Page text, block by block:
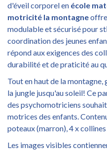
d'éveil corporel en école
motricité la montagne
modulable et sécurisé pour
coordination des jeunes
répond aux exigences des
durabilité et de praticité au
Tout en haut de la
la jungle jusqu'au soleil! Ce
des psychomotriciens
motrices des enfants.
poteaux (marron), 4 x
Les images visibles